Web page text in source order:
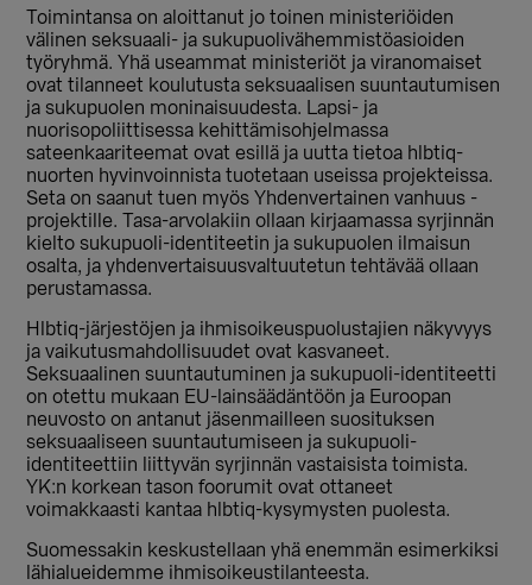
Toimintansa on aloittanut jo toinen ministeriöiden
välinen seksuaali- ja sukupuolivähemmistöasioiden
työryhmä. Yhä useammat ministeriöt ja viranomaiset
ovat tilanneet koulutusta seksuaalisen suuntautumisen
ja sukupuolen moninaisuudesta. Lapsi- ja
nuorisopoliittisessa kehittämisohjelmassa
sateenkaariteemat ovat esillä ja uutta tietoa hlbtiq-
nuorten hyvinvoinnista tuotetaan useissa projekteissa.
Seta on saanut tuen myös Yhdenvertainen vanhuus -
projektille. Tasa-arvolakiin ollaan kirjaamassa syrjinnän
kielto sukupuoli-identiteetin ja sukupuolen ilmaisun
osalta, ja yhdenvertaisuusvaltuutetun tehtävää ollaan
perustamassa.
Hlbtiq-järjestöjen ja ihmisoikeuspuolustajien näkyvyys
ja vaikutusmahdollisuudet ovat kasvaneet.
Seksuaalinen suuntautuminen ja sukupuoli-identiteetti
on otettu mukaan EU-lainsäädäntöön ja Euroopan
neuvosto on antanut jäsenmailleen suosituksen
seksuaaliseen suuntautumiseen ja sukupuoli-
identiteettiin liittyvän syrjinnän vastaisista toimista.
YK:n korkean tason foorumit ovat ottaneet
voimakkaasti kantaa hlbtiq-kysymysten puolesta.
Suomessakin keskustellaan yhä enemmän esimerkiksi
lähialueidemme ihmisoikeustilanteesta.